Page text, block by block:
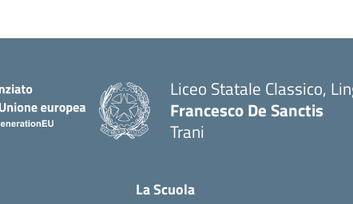
Liceo Statale Classico,
Francesco De Sanctis
Trani
La Scuola